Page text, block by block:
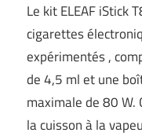
Le kit ELEAF iStick
cigarettes
expérimentés ,
de 4,5 ml et une
maximale de 80
la cuisson à la